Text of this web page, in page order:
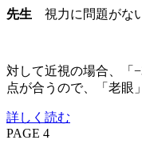
先生 視力に問題がな
対して近視の場合、「
点が合うので、「老眼
詳しく読む
PAGE 4